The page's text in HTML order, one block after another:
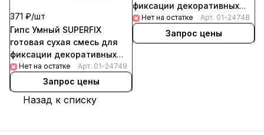
371 ₽/шт
Гипс Умный SUPERFIX
готовая сухая смесь для
фиксации декоративных
элементов 20кг (64шт/пал)
Нет на остатке Арт. 01-24749
Запрос цены
фиксации декоративных
элементов 5кг (135шт/пал)
Нет на остатке Арт. 01-24748
Запрос цены
Назад к списку